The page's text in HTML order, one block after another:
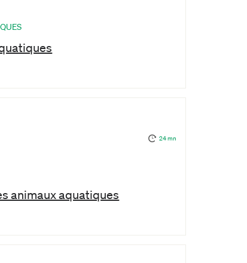
24 mn
animaux aquatiques